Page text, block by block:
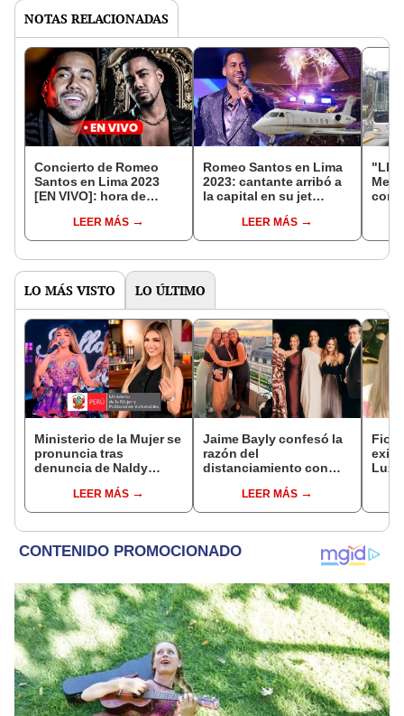
NOTAS RELACIONADAS
Concierto de Romeo
Santos en Lima 2023
[EN VIVO]: hora de
entradas y zonas
LEER MÁS
Romeo Santos en Lima
2023: cantante arribó a
la capital en su jet
conciertosLEER MÁS
LO MÁS VISTO LO ÚLTIMO
Ministerio de la Mujer se
pronuncia tras
denuncia de Naldy
de La Bella Luz por
presuntos tocamientos
LEER MÁS
Jaime Bayly confesó la
razón del
distanciamiento con
del departamento
donde vivían junto a su
LEER MÁS
Luz,